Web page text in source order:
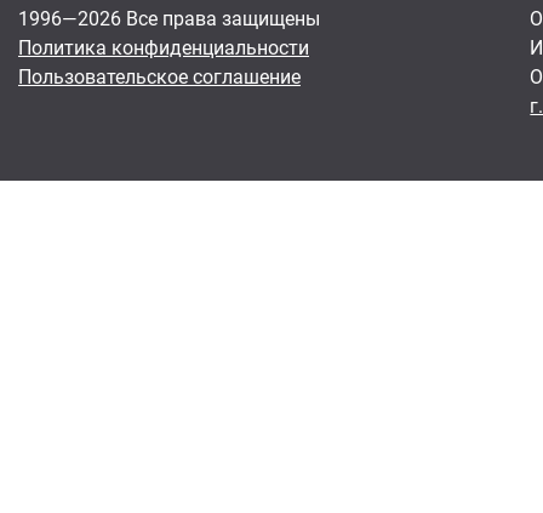
1996—2026 Все права защищены
Политика конфиденциальности
Пользовательское соглашение